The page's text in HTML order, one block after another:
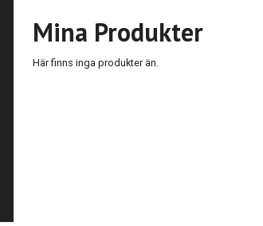
Mina Produkter
Här finns inga produkter än.